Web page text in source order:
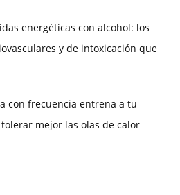
energéticas con alcohol: los
y de intoxicación que
con frecuencia entrena a tu
mejor las olas de calor